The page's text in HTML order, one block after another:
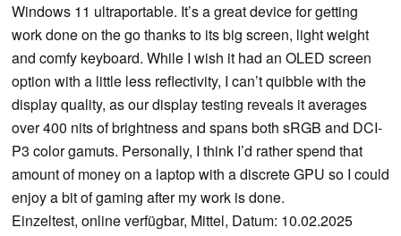
Windows 11 ultraportable. It’s a great device for getting
work done on the go thanks to its big screen, light weight
and comfy keyboard. While I wish it had an OLED screen
option with a little less reflectivity, I can’t quibble with the
display quality, as our display testing reveals it averages
over 400 nits of brightness and spans both sRGB and DCI-
P3 color gamuts. Personally, I think I’d rather spend that
amount of money on a laptop with a discrete GPU so I could
enjoy a bit of gaming after my work is done.
Einzeltest, online verfügbar, Mittel, Datum: 10.02.2025